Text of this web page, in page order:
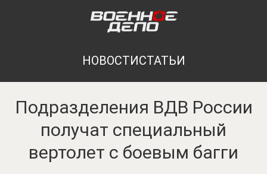
НОВОСТИСТАТЬИ
Подразделения ВДВ России
получат специальный
вертолет с боевым багги